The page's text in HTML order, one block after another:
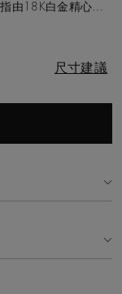
由18K白金精心打
尺寸建議